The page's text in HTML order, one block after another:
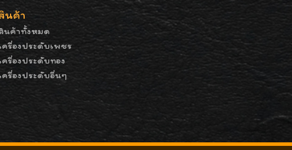
นค้า
นค้าทั้งหมด
ครื่องประดับเพชร
ครื่องประดับทอง
ครื่องประดับอื่นๆ